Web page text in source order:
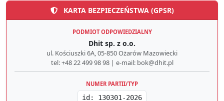
KARTA BEZPIECZEŃSTWA (GPSR)
PODMIOT ODPOWIEDZIALNY
Dhit sp. z o.o.
ul. Kościuszki 6A, 05-850 Ożarów Mazowiecki
tel: +48 22 499 98 98 | e-mail: bok@dhit.pl
NUMER PARTII/TYP
id: 130301-2026